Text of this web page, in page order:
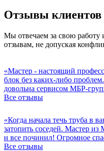
Отзывы клиентов
Мы отвечаем за свою работу
отзывам, не допуская
«Мастер - настоящий
блок без каких-либо
довольна сервисом МБР-
Все отзывы
«Когда начала течь труба в
затопить соседей. Мастер
и все починил! Огромное
Все отзывы